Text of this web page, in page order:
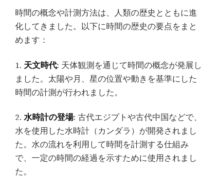
時間の概念や計測方法は、人類の歴史とともに進
化してきました。以下に時間の歴史の要点をまと
めます：
1.天文時代: 天体観測を通じて時間の概念が発展し
ました。太陽や月、星の位置や動きを基準にした
時間の計測が行われました。
2.水時計の登場: 古代エジプトや古代中国などで、
水を使用した水時計（カンダラ）が開発されまし
た。水の流れを利用して時間を計測する仕組み
で、一定の時間の経過を示すために使用されまし
た。